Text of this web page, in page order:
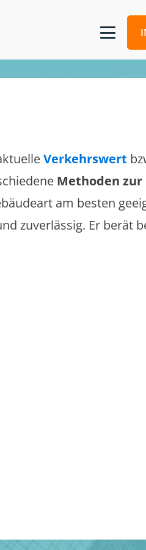
Verkehrswert
Methoden zur
am besten
zuverlässig. Er berät